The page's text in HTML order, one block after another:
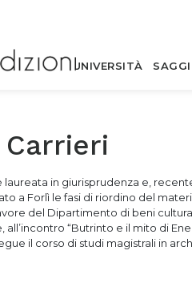
UNIVERSITÀ SAGGI
Carrieri
laureata in giurisprudenza e,
a Forlì le fasi di riordino del
del Dipartimento di beni
all’incontro “Butrinto e il mito di
il corso di studi magistrali in